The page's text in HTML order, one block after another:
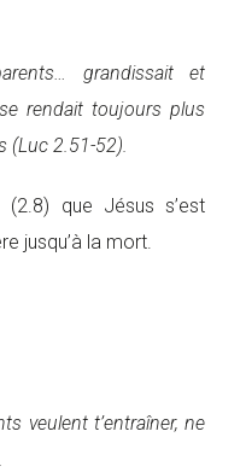
grandissait et
rendait toujours plus
(Luc 2.51-52).
(2.8) que Jésus s’est
jusqu’à la mort.
veulent t’entraîner, ne